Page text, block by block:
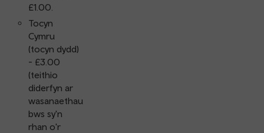
£1.00.
Tocyn
Cymru
(tocyn dydd)
- £3.00
(teithio
diderfyn ar
wasanaethau
bws sy'n
rhan o'r